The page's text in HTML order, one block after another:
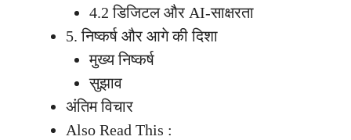
4.2 डिजिटल और AI-साक्षरता
5. निष्कर्ष और आगे की दिशा
मुख्य निष्कर्ष
सुझाव
अंतिम विचार
Also Read This :